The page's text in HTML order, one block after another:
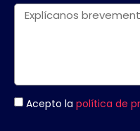
Acepto la política de